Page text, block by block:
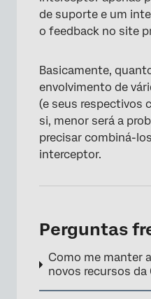
de suporte e um
o feedback no site
Basicamente,
envolvimento de
(e seus respectivos
si, menor será a
precisar combiná-
interceptor.
Perguntas
Como me manter
novos recursos da